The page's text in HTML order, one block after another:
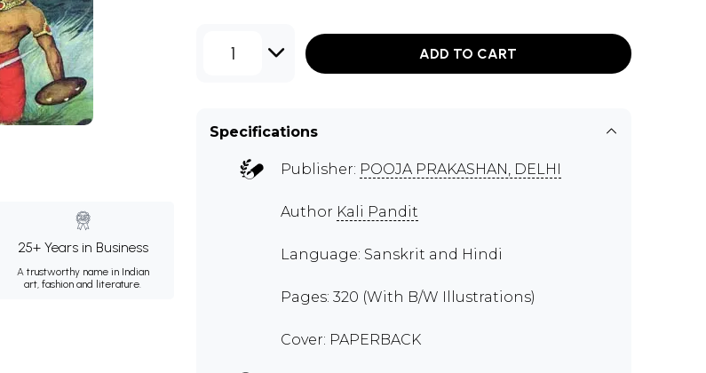
25+ Years in Business
A trustworthy name in Indian
art, fashion and literature.
1 ADD TO CART
Specifications
Publisher: POOJA PRAKASHAN, DELHI
Author Kali Pandit
Language: Sanskrit and Hindi
Pages: 320 (With B/W Illustrations)
Cover: PAPERBACK